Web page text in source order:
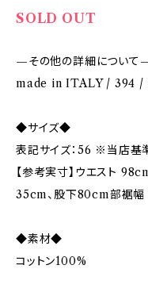
SOLD OUT
—その他の詳細について
made in ITALY / 394 /
◆サイズ◆
表記サイズ：56 ※当店基
【参考実寸】ウエスト
35cm、股下80cm部裾幅
◆素材◆
コットン100%